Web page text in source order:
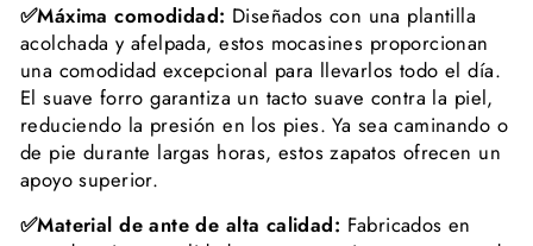
✅Máxima comodidad: Diseñados con una plantilla
acolchada y afelpada, estos mocasines proporcionan
una comodidad excepcional para llevarlos todo el día.
El suave forro garantiza un tacto suave contra la piel,
reduciendo la presión en los pies. Ya sea caminando o
de pie durante largas horas, estos zapatos ofrecen un
apoyo superior.
✅Material de ante de alta calidad: Fabricados en